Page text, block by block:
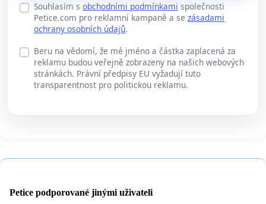
Souhlasím s obchodními podmínkami společnosti
Petice.com pro reklamní kampaně a se zásadami
ochrany osobních údajů.
Beru na vědomí, že mé jméno a částka zaplacená za
reklamu budou veřejně zobrazeny na našich webových
stránkách. Právní předpisy EU vyžadují tuto
transparentnost pro politickou reklamu.
Petice podporované jinými uživateli